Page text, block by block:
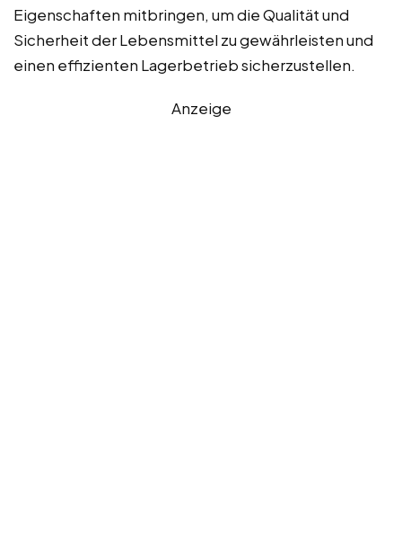
Eigenschaften mitbringen, um die Qualität und
Sicherheit der Lebensmittel zu gewährleisten und
einen effizienten Lagerbetrieb sicherzustellen.
Anzeige